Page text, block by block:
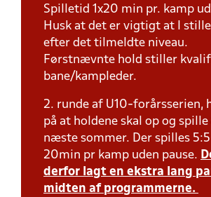
Spilletid 1x20 min pr. kamp
Husk at det er vigtigt at I
efter det tilmeldte niveau.
Førstnævnte hold stiller
bane/kampleder.
2. runde af U10-forårsserien,
på at holdene skal op og spille
næste sommer. Der spilles
20min pr kamp uden pause.
derfor lagt en ekstra lang
midten af programmerne.